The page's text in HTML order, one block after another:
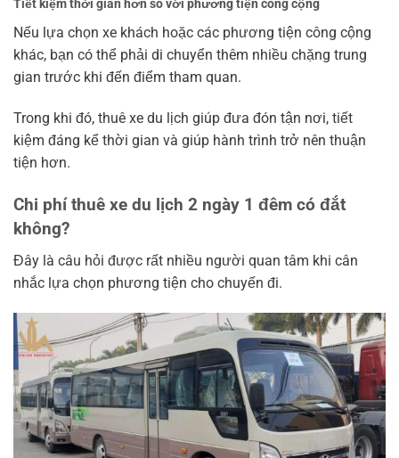
Tiết kiệm thời gian hơn so với phương tiện công cộng
Nếu lựa chọn xe khách hoặc các phương tiện công cộng
khác, bạn có thể phải di chuyển thêm nhiều chặng trung
gian trước khi đến điểm tham quan.
Trong khi đó, thuê xe du lịch giúp đưa đón tận nơi, tiết
kiệm đáng kể thời gian và giúp hành trình trở nên thuận
tiện hơn.
Chi phí thuê xe du lịch 2 ngày 1 đêm có đắt
không?
Đây là câu hỏi được rất nhiều người quan tâm khi cân
nhắc lựa chọn phương tiện cho chuyến đi.